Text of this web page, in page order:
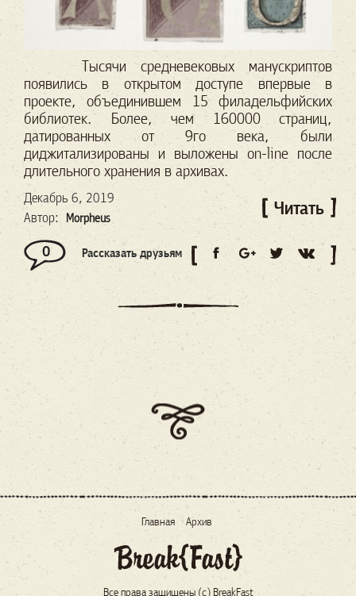
Тысячи средневековых манускриптов
появились в открытом доступе впервые в
проекте, объединившем 15 филадельфийских
библиотек. Более, чем 160000 страниц,
датированных от 9го века, были
диджитализированы и выложены on-line после
длительного хранения в архивах.
Декабрь 6, 2019
Автор:
Morpheus Читать
0 Рассказать друзьям
Главная Архив
Все права защищены (c) BreakFast